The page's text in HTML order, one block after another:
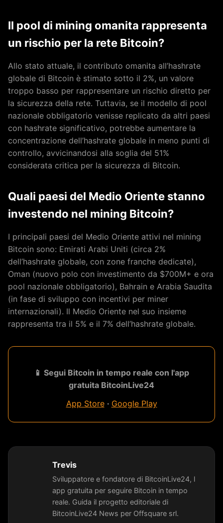
Il pool di mining omanita rappresenta
un rischio per la rete Bitcoin?
Allo stato attuale, il contributo omanita all’hashrate
globale di Bitcoin è stimato sotto il 2%, un valore
troppo basso per rappresentare un rischio diretto per
la sicurezza della rete. Tuttavia, se il modello di pool
nazionale obbligatorio venisse replicato da altri paesi
con hashrate significativo, potrebbe aumentare la
concentrazione dell’hashrate globale in meno punti di
controllo, avvicinandosi alla soglia del 51%
considerata critica per la sicurezza di Bitcoin.
Quali paesi del Medio Oriente stanno
investendo nel mining Bitcoin?
I principali paesi del Medio Oriente attivi nel mining
Bitcoin sono: Emirati Arabi Uniti (circa 2%
dell’hashrate globale, con zone franche dedicate),
Oman (nuovo polo con investimento da $700M+ e ora
pool nazionale obbligatorio), Bahrain e Arabia Saudita
(in fase di sviluppo con incentivi per miner
internazionali). Il Medio Oriente nel suo insieme
rappresenta tra il 5% e il 7% dell’hashrate globale.
📱 Segui Bitcoin in tempo reale con l'app
gratuita BitcoinLive24
App Store· Google Play
Trevis
Sviluppatore e fondatore di BitcoinLive24, l
app gratuita per seguire Bitcoin in tempo
reale. Guida il progetto editoriale di
BitcoinLive24 News per Offsquare srl.